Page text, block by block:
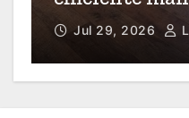
with
Jul 26, 2026